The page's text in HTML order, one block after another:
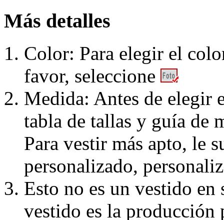
Más detalles
Color: Para elegir el
favor, seleccione
Medida: Antes de elegir
tabla de tallas y guía de
Para vestir más apto, le
personalizado,
Esto no es un vestido
vestido es la producción